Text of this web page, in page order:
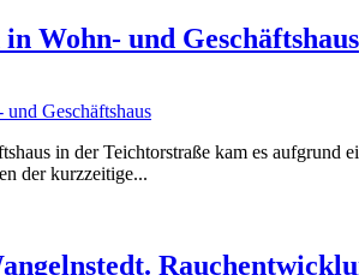
Wohn- und Geschäftshaus
in der Teichtorstraße kam es aufgrund
der kurzzeitige...